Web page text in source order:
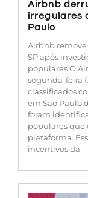
Airbnb
irregulares
Paulo
Airbnb remove
SP após
populares O
segunda-feira
classificados
em São Paulo
foram
populares que
plataforma.
incentivos da